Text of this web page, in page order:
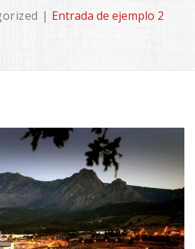
Entrada de ejemplo 2